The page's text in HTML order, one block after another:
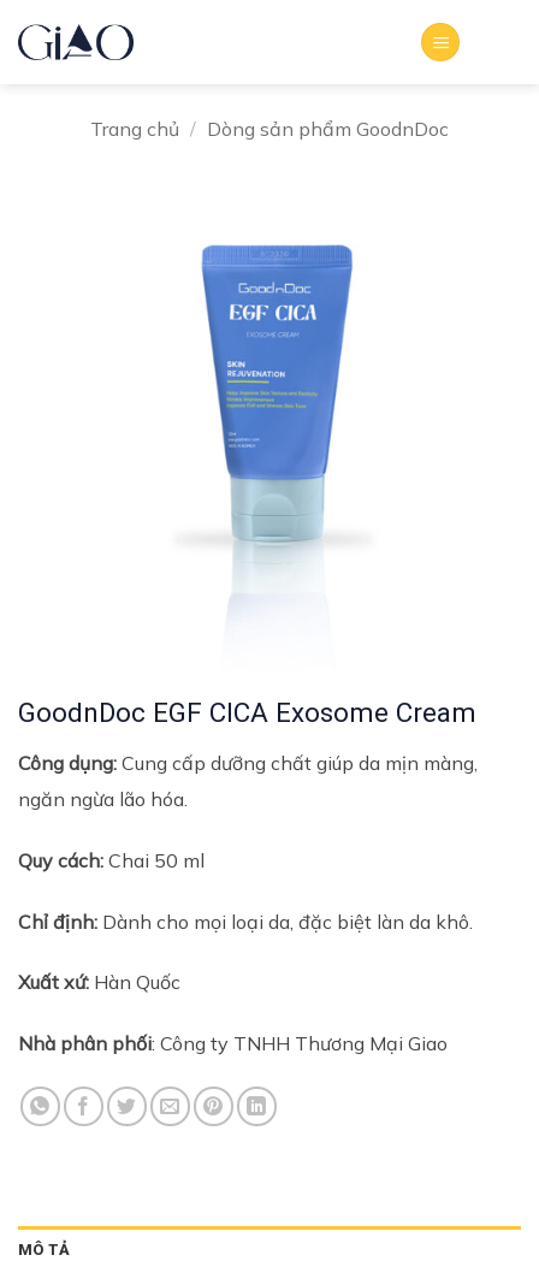
qua
Trang chủ / Dòng sản phẩm GoodnDoc
GoodnDoc EGF CICA Exosome Cream
Công dụng: Cung cấp dưỡng chất giúp da mịn màng,
ngăn ngừa lão hóa.
Quy cách: Chai 50 ml
Chỉ định: Dành cho mọi loại da, đặc biệt làn da khô.
Xuất xứ: Hàn Quốc
Nhà phân phối: Công ty TNHH Thương Mại Giao
MÔ TẢ